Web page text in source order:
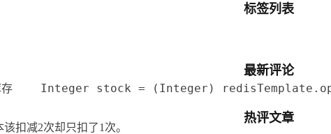
存    Integer stock = (Integer)
扣减2次却只扣了1次。
标签列表
最新评论
热评文章